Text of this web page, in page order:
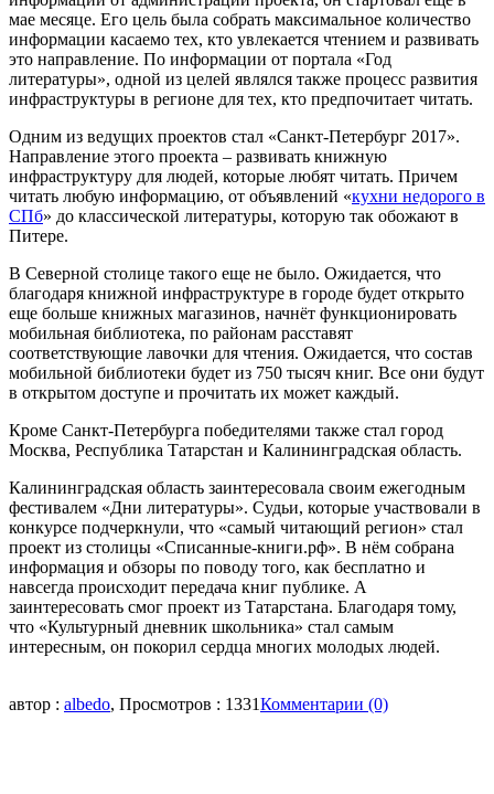
мае месяце. Его цель была собрать максимальное количество
информации касаемо тех, кто увлекается чтением и развивать
это направление. По информации от портала «Год
литературы», одной из целей являлся также процесс развития
инфраструктуры в регионе для тех, кто предпочитает читать.
Одним из ведущих проектов стал «Санкт-Петербург 2017».
Направление этого проекта – развивать книжную
инфраструктуру для людей, которые любят читать. Причем
читать любую информацию, от объявлений «кухни недорого в
СПб» до классической литературы, которую так обожают в
Питере.
В Северной столице такого еще не было. Ожидается, что
благодаря книжной инфраструктуре в городе будет открыто
еще больше книжных магазинов, начнёт функционировать
мобильная библиотека, по районам расставят
соответствующие лавочки для чтения. Ожидается, что состав
мобильной библиотеки будет из 750 тысяч книг. Все они будут
в открытом доступе и прочитать их может каждый.
Кроме Санкт-Петербурга победителями также стал город
Москва, Республика Татарстан и Калининградская область.
Калининградская область заинтересовала своим ежегодным
фестивалем «Дни литературы». Судьи, которые участвовали в
конкурсе подчеркнули, что «самый читающий регион» стал
проект из столицы «Списанные-книги.рф». В нём собрана
информация и обзоры по поводу того, как бесплатно и
навсегда происходит передача книг публике. А
заинтересовать смог проект из Татарстана. Благодаря тому,
что «Культурный дневник школьника» стал самым
интересным, он покорил сердца многих молодых людей.
автор : albedo, Просмотров : 1331Комментарии (0)